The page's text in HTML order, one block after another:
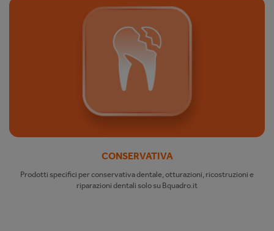
CONSERVATIVA
Prodotti specifici per conservativa dentale, otturazioni, ricostruzioni e
riparazioni dentali solo su Bquadro.it